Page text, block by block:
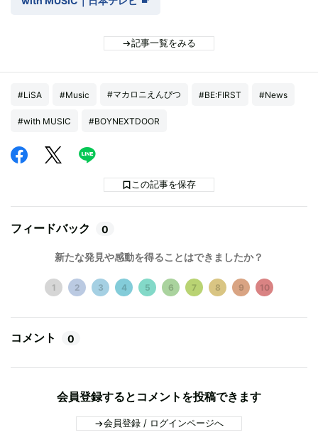
記事一覧をみる
#LiSA #Music #マカロニえんぴつ #BE:FIRST #News
#with MUSIC #BOYNEXTDOOR
この記事を保存
フィードバック 0
新たな発見や感動を得ることはできましたか？
1 2 3 4 5 6 7 8 9 10
コメント 0
会員登録するとコメントを投稿できます
会員登録 / ログインページへ